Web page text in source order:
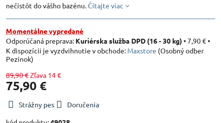
nečistôt do vášho bazénu.Čítajte viac
Momentálne vypredané
Kuriérska služba DPD (16 - 30 kg) •7,90 €•
Maxstore (Osobný odber
Pezinok)
89,90 €Zľava 14 €
75,90 €
Strážny pes
Doručenia